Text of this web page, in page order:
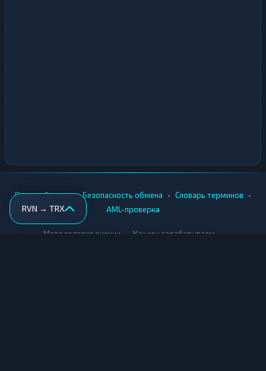
RVN → TRX
Вики • Города • Безопасность обмена • Словарь терминов •
AML-проверка
Методология оценки Как мы зарабатываем